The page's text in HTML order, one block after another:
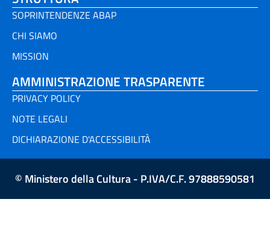
SOPRINTENDENZE ABAP
CHI SIAMO
MISSION
AMMINISTRAZIONE TRASPARENTE
PRIVACY POLICY
NOTE LEGALI
DICHIARAZIONE D'ACCESSIBILITÀ
© Ministero della Cultura - P.IVA/C.F. 97888590581